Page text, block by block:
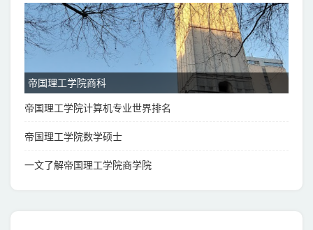
帝国理工学院商科
帝国理工学院计算机专业世界排名
帝国理工学院数学硕士
一文了解帝国理工学院商学院